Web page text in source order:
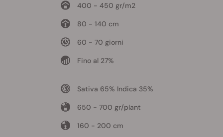
400 - 450 gr/m2
80 - 140 cm
60 - 70 giorni
Fino al 27%
Sativa 65% Indica 35%
650 - 700 gr/plant
160 - 200 cm